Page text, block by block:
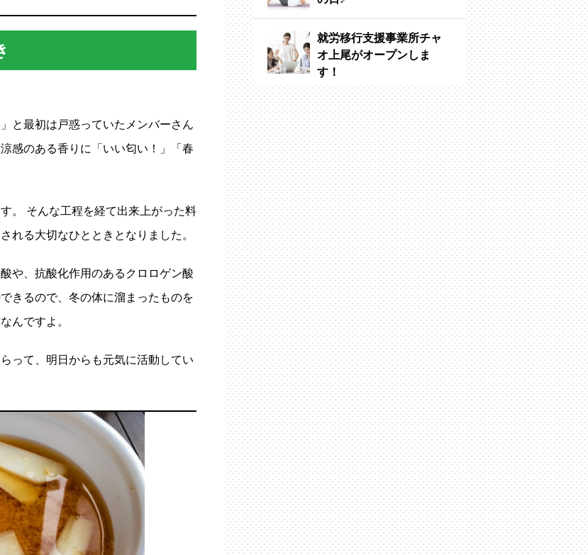
と最初は戸惑っていたメンバーさん
感のある香りに「いい匂い！」「春
。 そんな工程を経て出来上がった料
れる大切なひとときとなりました。
や、抗酸化作用のあるクロロゲン酸
きるので、冬の体に溜まったものを
んですよ。
って、明日からも元気に活動してい
就労移行支援事業所チャ
オ上尾がオープンしま
す！